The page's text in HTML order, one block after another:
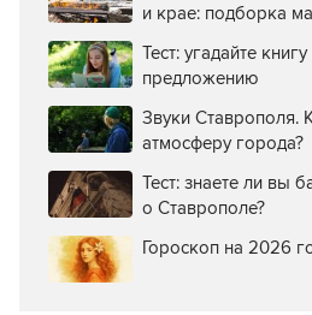
и крае: подборка
Тест: угадайте
предложению
Звуки Ставрополя.
атмосферу города?
Тест: знаете ли вы
о Ставрополе?
Гороскоп на 2026